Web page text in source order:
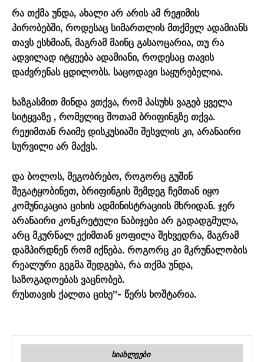
რა თქმა უნდა, ახალი არ არის ამ რეჟიმის
პირობებში, როდესაც სიმართლის მთქმელ ადამიანს
თავს ესხმიან, მაგრამ მაინც გასაოცარია, თუ რა
ადვილად იტყუება ადამიანი, როდესაც თავის
დაძვრენას ცდილობს. საცოდავი საყურებელია.
ხაზგასმით მინდა ვთქვა, რომ პასუხს ვაგებ ყველა
სიტყვაზე , რომელიც შოთამ ბრიფინგზე თქვა.
რეჟიმთან რაიმე დისკუსიაში შესვლის კი, არანაირი
სურვილი არ მაქვს.
და ბოლოს, მეგობრებო, როგორც გუშინ
შეგატყობინეთ, ბრიფინგის შემდეგ ჩემთან იყო
კომუნიკაცია ციხის ადმინისტრაციის მხრიდან. ჯერ
არანაირი კონკრეტული ნაბიჯები არ გადადგმულა,
არც მკურნალ ექიმთან ყოფილა შეხვედრა, მაგრამ
დამპირდნენ რომ იქნება. როგორც კი მკრუნალობის
რეალური გეგმა შედგება, რა თქმა უნდა,
საზოგადოებას ვაცნობებ.
რუსთავის ქალთა ციხე”- წერს ხოშტარია.
ᲡᲘᲐᲮᲚᲔᲔᲑᲘ